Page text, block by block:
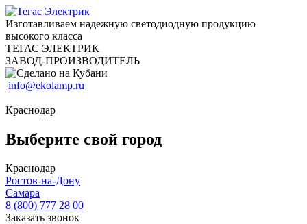
Изготавливаем надежную светодиодную продукцию
высокого класса
ТЕГАС ЭЛЕКТРИК
ЗАВОД-ПРОИЗВОДИТЕЛЬ
info@ekolamp.ru
Краснодар
Выберите свой город
Краснодар
Ростов-на-Дону
Самара
8 (800) 777 28 00
Заказать звонок